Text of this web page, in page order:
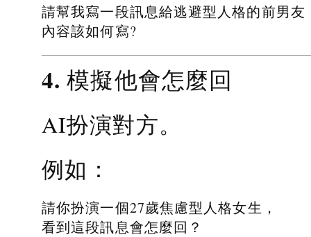
請幫我寫一段訊息給逃避型人格的前男友
內容該如何寫?
4. 模擬他會怎麼回
AI扮演對方。
例如：
請你扮演一個27歲焦慮型人格女生，
看到這段訊息會怎麼回？